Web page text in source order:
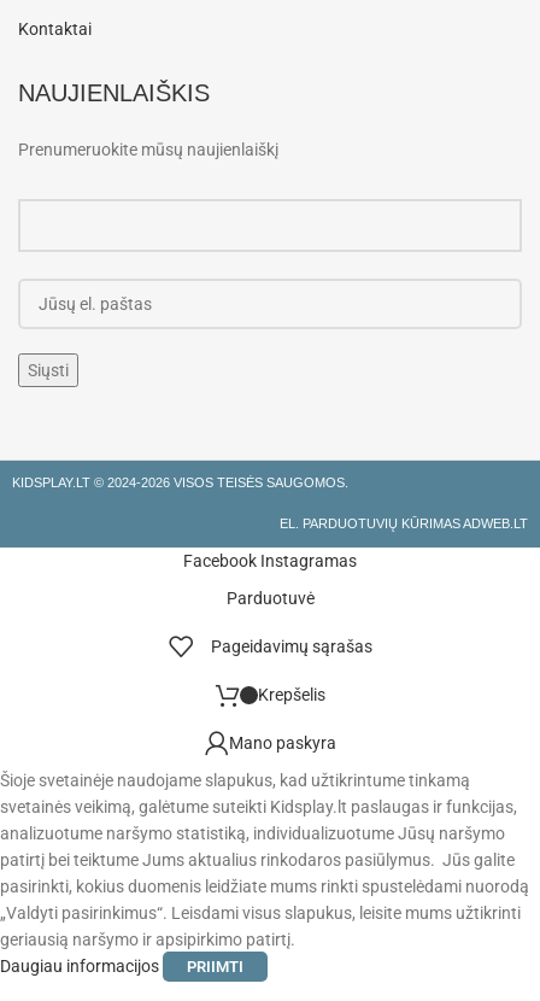
Kontaktai
NAUJIENLAIŠKIS
Prenumeruokite mūsų naujienlaiškį
KIDSPLAY.LT © 2024-2026 VISOS TEISĖS SAUGOMOS.
EL. PARDUOTUVIŲ KŪRIMAS ADWEB.LT
Facebook Instagramas
Parduotuvė
Pageidavimų sąrašas
Krepšelis
Mano paskyra
Šioje svetainėje naudojame slapukus, kad užtikrintume tinkamą
svetainės veikimą, galėtume suteikti Kidsplay.lt paslaugas ir funkcijas,
analizuotume naršymo statistiką, individualizuotume Jūsų naršymo
patirtį bei teiktume Jums aktualius rinkodaros pasiūlymus. Jūs galite
pasirinkti, kokius duomenis leidžiate mums rinkti spustelėdami nuorodą
„Valdyti pasirinkimus“. Leisdami visus slapukus, leisite mums užtikrinti
geriausią naršymo ir apsipirkimo patirtį.
Daugiau informacijos
PRIIMTI